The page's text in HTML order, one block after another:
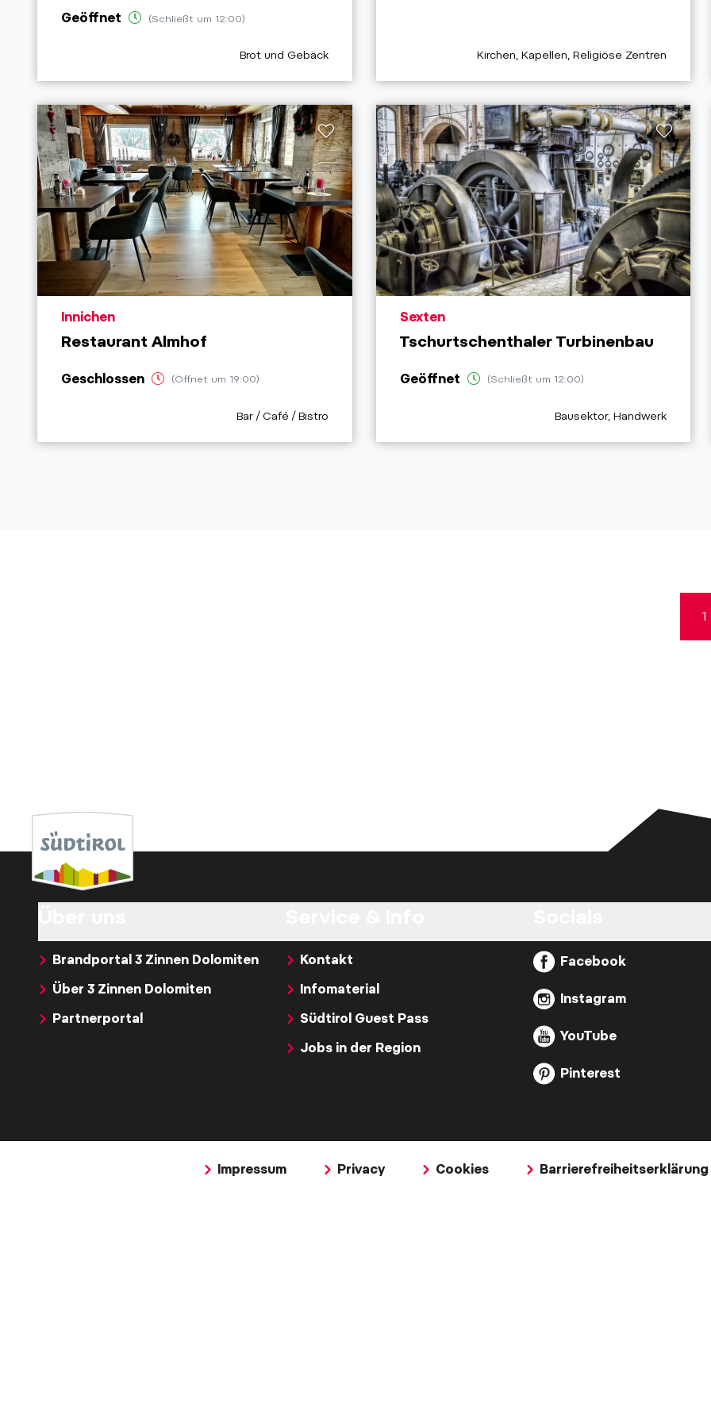
Geöffnet (Schließt um 12:00)
aria.poi_category_prefix
Brot und Gebäck aria.poi_category_prefix
Kirchen, Kapellen, Religiöse Zentren
aria.poi_location_prefix
Innichen
Restaurant Almhof
Geschlossen (Öffnet um 19:00)
aria.poi_category_prefix
Bar / Café / Bistro
aria.poi_location_prefix
Sexten
Tschurtschenthaler Turbinenbau
Geöffnet (Schließt um 12:00)
aria.poi_category_prefix
Bausektor, Handwerk
1
Brandportal 3 Zinnen Dolomiten
Über 3 Zinnen Dolomiten
Partnerportal
Kontakt
Infomaterial
Südtirol Guest Pass
Jobs in der Region
Facebook
Instagram
YouTube
Pinterest
Impressum Privacy Cookies Barrierefreiheitserklärung